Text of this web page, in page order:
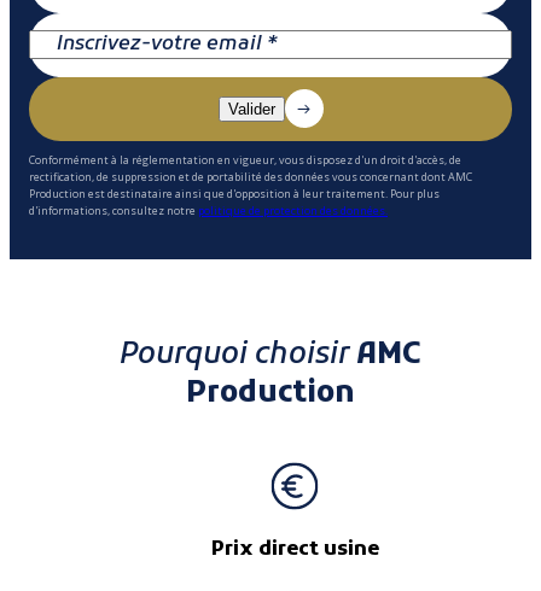
Conformément à la réglementation en vigueur, vous disposez d'un droit d'accès, de
rectification, de suppression et de portabilité des données vous concernant dont AMC
Production est destinataire ainsi que d'opposition à leur traitement. Pour plus
d'informations, consultez notre politique de protection des données.
Pourquoi choisirAMC
Production
Prix direct usine